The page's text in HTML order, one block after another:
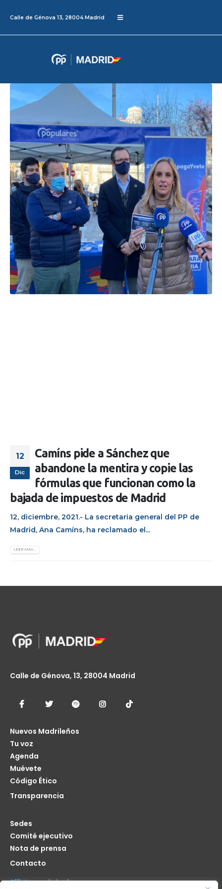
Calle de Génova 13, 28004 Madrid
12
Dic
Camíns pide a Sánchez que
abandone la mentira y copie las
fórmulas que funcionan como la
bajada de impuestos de Madrid
12, diciembre, 2021.- La secretaria general del PP de
Madrid, Ana Camíns, ha reclamado el...
LEER MÁS...
Calle de Génova, 13, 28004 Madrid
Nuevos Madrileños
Tu voz
Agenda
Muévete
Código Ético
Transparencia
Sedes
Comité ejecutivo
Nota de prensa
Contacto
Afíliate seas de donde seas